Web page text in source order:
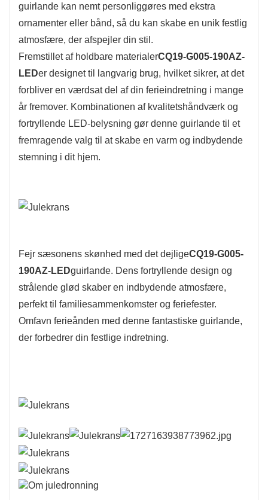
guirlande kan nemt personliggøres med ekstra
ornamenter eller bånd, så du kan skabe en unik festlig
atmosfære, der afspejler din stil.
Fremstillet af holdbare materialerCQ19-G005-190AZ-
LEDer designet til langvarig brug, hvilket sikrer, at det
forbliver en værdsat del af din ferieindretning i mange
år fremover. Kombinationen af ​​kvalitetshåndværk og
fortryllende LED-belysning gør denne guirlande til et
fremragende valg til at skabe en varm og indbydende
stemning i dit hjem.
Fejr sæsonens skønhed med det dejligeCQ19-G005-
190AZ-LEDguirlande. Dens fortryllende design og
strålende glød skaber en indbydende atmosfære,
perfekt til familiesammenkomster og feriefester.
Omfavn ferieånden med denne fantastiske guirlande,
der forbedrer din festlige indretning.